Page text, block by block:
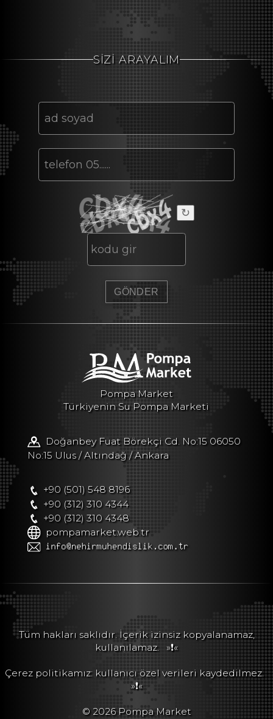
SİZİ ARAYALIM
↻
Pompa Market
Türkiyenin Su Pompa Marketi
Doğanbey Fuat Börekçi Cd. No:15 06050
No:15 Ulus / Altındağ / Ankara
+90 (501) 548 8196
+90 (312) 310 4344
+90 (312) 310 4348
pompamarket.web.tr
Tüm hakları saklıdır. İçerik izinsiz kopyalanamaz,
kullanılamaz.
»❗«
Çerez politikamız: kullanıcı özel verileri kaydedilmez.
»❗«
© 2026 Pompa Market